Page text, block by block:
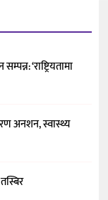
‘राष्ट्रियतामा
अनशन, स्वास्थ्य